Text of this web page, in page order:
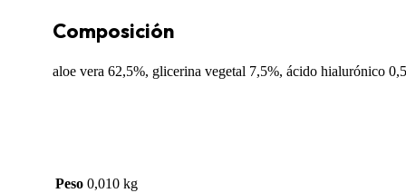
Composición
aloe vera 62,5%, glicerina vegetal 7,5%, ácido hialurónico
Peso 0,010 kg